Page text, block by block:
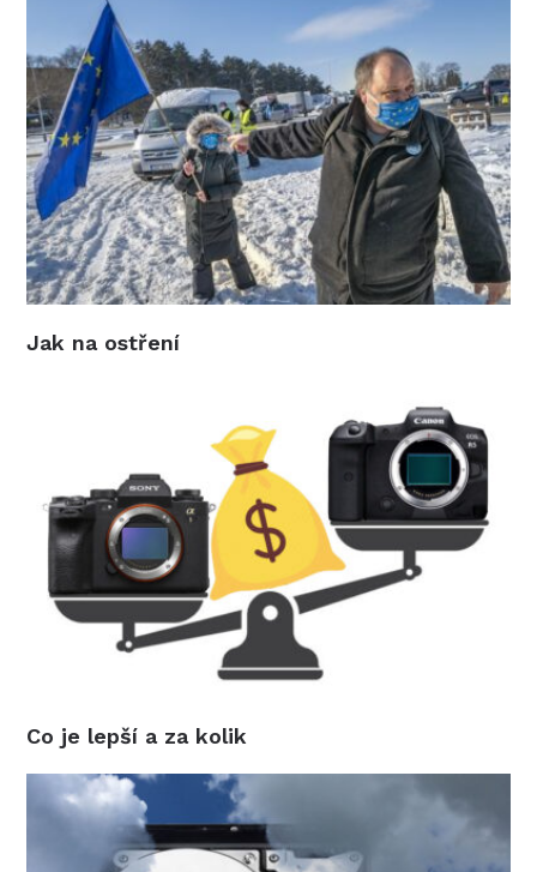
Jak na ostření
Co je lepší a za kolik